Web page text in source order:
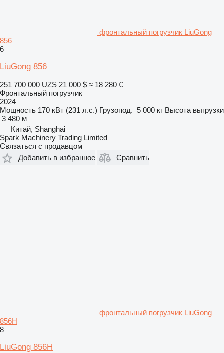
фронтальный погрузчик LiuGong
856
6
LiuGong 856
251 700 000 UZS 21 000 $ ≈ 18 280 €
Фронтальный погрузчик
2024
Мощность 170 кВт (231 л.с.) Грузопод. 5 000 кг Высота выгрузки
3 480 м
Китай, Shanghai
Spark Machinery Trading Limited
Связаться с продавцом
Добавить в избранное
Сравнить
фронтальный погрузчик LiuGong
856H
8
LiuGong 856H